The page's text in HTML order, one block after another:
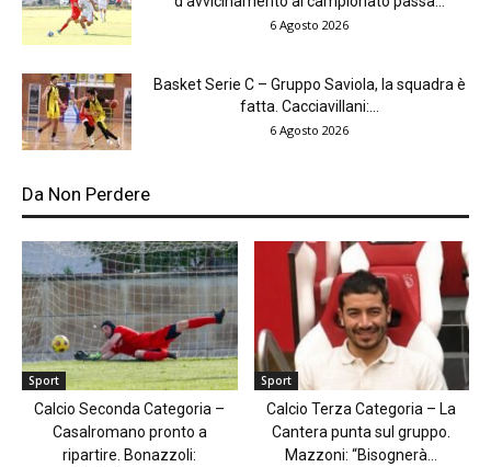
6 Agosto 2026
Basket Serie C – Gruppo Saviola, la squadra è
fatta. Cacciavillani:...
6 Agosto 2026
Da Non Perdere
Sport
Calcio Seconda Categoria –
Casalromano pronto a
ripartire. Bonazzoli:
Sport
Calcio Terza Categoria – La
Cantera punta sul gruppo.
Mazzoni: “Bisognerà...